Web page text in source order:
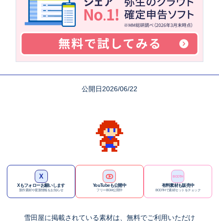
公開日2026/06/22
X
Xもフォローお願いします
新作素材や更新情報をお知らせ
YouTubeも公開中
フリーBGM公開中
BOOTH
有料素材も販売中
BOOTHで素材セットをチェック
雪田屋に掲載されている素材は、 無料でご利用いただけ